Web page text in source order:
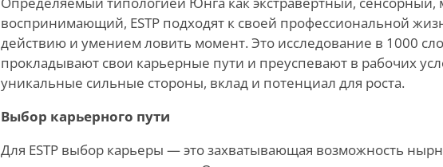
воспринимающий, ESTP подходят к своей профессиональной
действию и умением ловить момент. Это исследование в 1000
прокладывают свои карьерные пути и преуспевают в рабочих
уникальные сильные стороны, вклад и потенциал для роста.
Выбор карьерного пути
Для ESTP выбор карьеры — это захватывающая возможность